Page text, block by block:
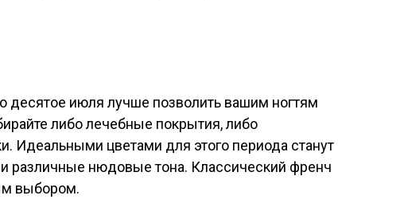
десятое июля лучше позволить вашим ногтям
либо лечебные покрытия, либо
Идеальными цветами для этого периода станут
различные нюдовые тона. Классический френч
выбором.